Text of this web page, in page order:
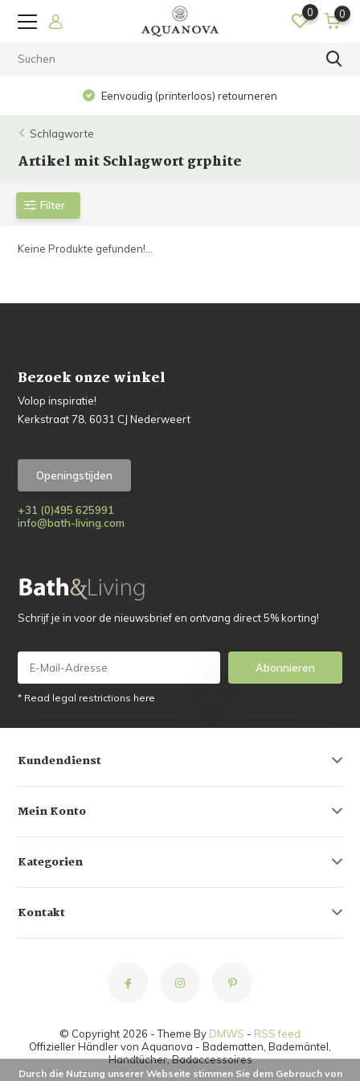
0 0
Eenvoudig (printerloos) retourneren
Schlagworte
Artikel mit Schlagwort grphite
Filter
Keine Produkte gefunden!...
Bezoek onze winkel
Volop inspiratie!
Kerkstraat 78, 6031 CJ Nederweert
Openingstijden
+31 (0)495 625991
info@bath-living.com
Schrijf je in voor de nieuwsbrief en ontvang direct 5% korting!
Abonnieren
* Read legal restrictions here
Kundendienst
Mein Konto
Kategorien
Kontakt
© Copyright 2026 - Theme By DMWS - RSS feed
Offizieller Händler von Aquanova - Badematten, Bademäntel,
Handtücher, Badaccessoires
Durch die Nutzung unserer Webseite stimmen Sie dem Gebrauch von